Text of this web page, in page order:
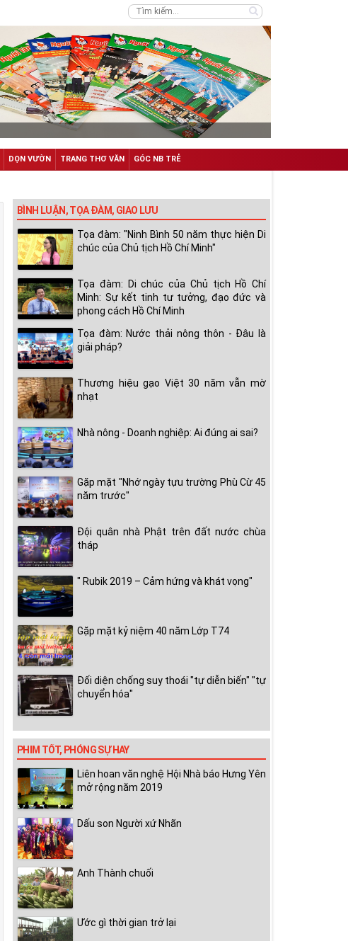
DỌN VƯỜN TRANG THƠ VĂN GÓC NB TRẺ
BÌNH LUẬN, TỌA ĐÀM, GIAO LƯU
Tọa đàm: "Ninh Bình 50 năm thực hiện Di
chúc của Chủ tịch Hồ Chí Minh"
Tọa đàm: Di chúc của Chủ tịch Hồ Chí
Minh: Sự kết tinh tư tưởng, đạo đức và
phong cách Hồ Chí Minh
Tọa đàm: Nước thải nông thôn - Đâu là
giải pháp?
Thương hiệu gạo Việt 30 năm vẫn mờ
nhạt
Nhà nông - Doanh nghiệp: Ai đúng ai sai?
Gặp mặt "Nhớ ngày tựu trường Phù Cừ 45
năm trước"
Đội quân nhà Phật trên đất nước chùa
tháp
" Rubik 2019 – Cảm hứng và khát vọng"
Gặp mặt kỷ niệm 40 năm Lớp T74
Đối diện chống suy thoái "tự diễn biến" "tự
chuyển hóa"
PHIM TỐT, PHÓNG SỰ HAY
Liên hoan văn nghệ Hội Nhà báo Hưng Yên
mở rộng năm 2019
Dấu son Người xứ Nhãn
Anh Thành chuối
Ước gì thời gian trở lại